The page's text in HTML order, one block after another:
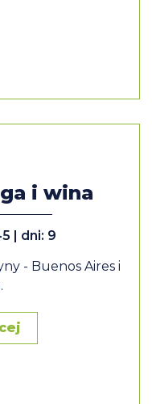
i wina
| dni: 9
- Buenos Aires i